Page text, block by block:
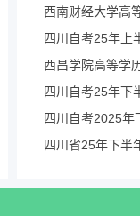
西南财经大学高
四川自考25年上
西昌学院高等学
四川自考25年下
四川自考2025年
四川省25年下半